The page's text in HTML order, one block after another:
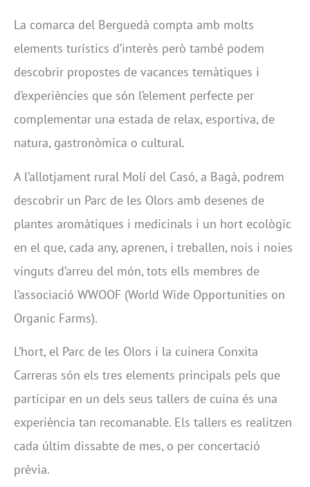
La comarca del Berguedà compta amb molts
elements turístics d’interès però també podem
descobrir propostes de vacances temàtiques i
d’experiències que són l’element perfecte per
complementar una estada de relax, esportiva, de
natura, gastronòmica o cultural.
A l’allotjament rural Molí del Casó, a Bagà, podrem
descobrir un Parc de les Olors amb desenes de
plantes aromàtiques i medicinals i un hort ecològic
en el que, cada any, aprenen, i treballen, nois i noies
vinguts d’arreu del món, tots ells membres de
l’associació WWOOF (World Wide Opportunities on
Organic Farms).
L’hort, el Parc de les Olors i la cuinera Conxita
Carreras són els tres elements principals pels que
participar en un dels seus tallers de cuina és una
experiència tan recomanable. Els tallers es realitzen
cada últim dissabte de mes, o per concertació
prèvia.